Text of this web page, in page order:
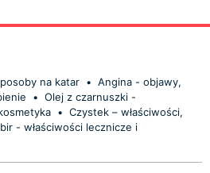
na katar • Angina - objawy,
• Olej z czarnuszki -
• Czystek – właściwości,
- właściwości lecznicze i